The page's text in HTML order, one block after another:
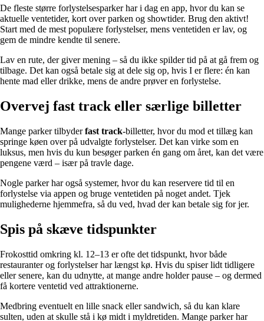
De fleste større forlystelsesparker har i dag en app, hvor du kan se
aktuelle ventetider, kort over parken og showtider. Brug den aktivt!
Start med de mest populære forlystelser, mens ventetiden er lav, og
gem de mindre kendte til senere.
Lav en rute, der giver mening – så du ikke spilder tid på at gå frem og
tilbage. Det kan også betale sig at dele sig op, hvis I er flere: én kan
hente mad eller drikke, mens de andre prøver en forlystelse.
Overvej fast track eller særlige billetter
Mange parker tilbyderfast track-billetter, hvor du mod et tillæg kan
springe køen over på udvalgte forlystelser. Det kan virke som en
luksus, men hvis du kun besøger parken én gang om året, kan det være
pengene værd – især på travle dage.
Nogle parker har også systemer, hvor du kan reservere tid til en
forlystelse via appen og bruge ventetiden på noget andet. Tjek
mulighederne hjemmefra, så du ved, hvad der kan betale sig for jer.
Spis på skæve tidspunkter
Frokosttid omkring kl. 12–13 er ofte det tidspunkt, hvor både
restauranter og forlystelser har længst kø. Hvis du spiser lidt tidligere
eller senere, kan du udnytte, at mange andre holder pause – og dermed
få kortere ventetid ved attraktionerne.
Medbring eventuelt en lille snack eller sandwich, så du kan klare
sulten, uden at skulle stå i kø midt i myldretiden. Mange parker har